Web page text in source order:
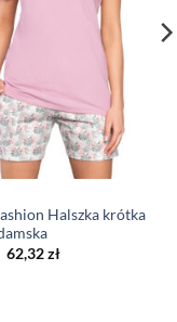
Halszka krótka
Pierwotna
cena
62,32złAktualna